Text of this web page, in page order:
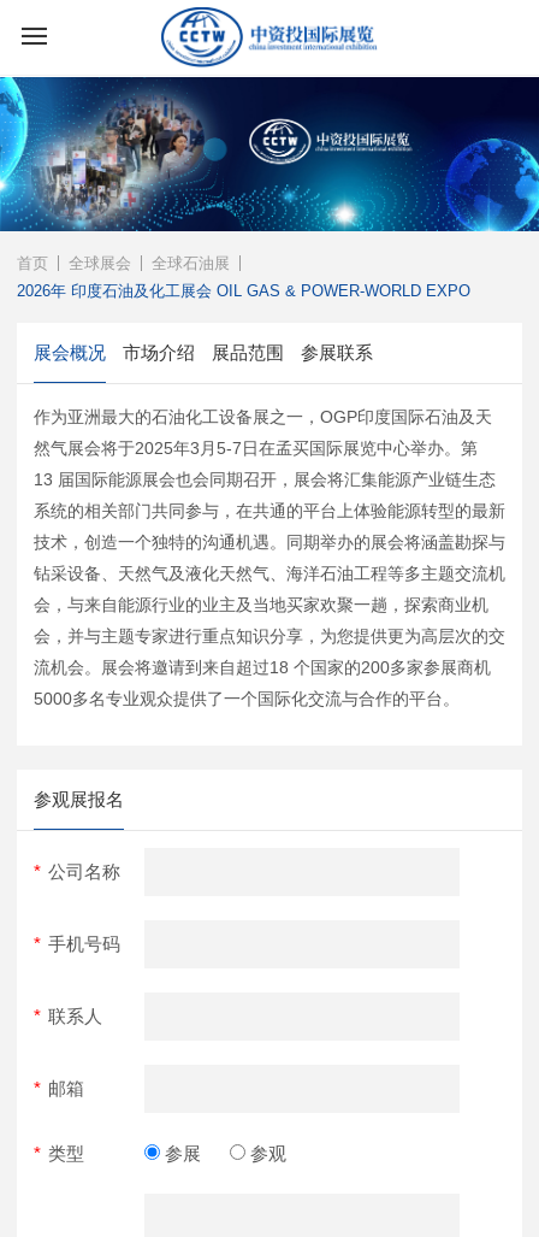
首页 全球展会
全球石油展
2026年 印度石油及化工展会 OIL GAS & POWER-WORLD EXPO
展会概况 市场介绍 展品范围 参展联系
作为亚洲最大的石油化工设备展之一，OGP印度国际石油及天
然气展会将于2025年3月5-7日在孟买国际展览中心举办。第
13 届国际能源展会也会同期召开，展会将汇集能源产业链生态
系统的相关部门共同参与，在共通的平台上体验能源转型的最新
技术，创造一个独特的沟通机遇。同期举办的展会将涵盖勘探与
钻采设备、天然气及液化天然气、海洋石油工程等多主题交流机
会，与来自能源行业的业主及当地买家欢聚一趟，探索商业机
会，并与主题专家进行重点知识分享，为您提供更为高层次的交
流机会。展会将邀请到来自超过18 个国家的200多家参展商机
5000多名专业观众提供了一个国际化交流与合作的平台。
参观展报名
* 公司名称
* 手机号码
* 联系人
* 邮箱
* 类型 参展 参观